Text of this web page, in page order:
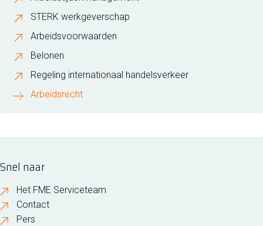
STERK werkgeverschap
Arbeidsvoorwaarden
Belonen
Regeling internationaal handelsverkeer
Arbeidsrecht
Snel naar
Het FME Serviceteam
Contact
Pers